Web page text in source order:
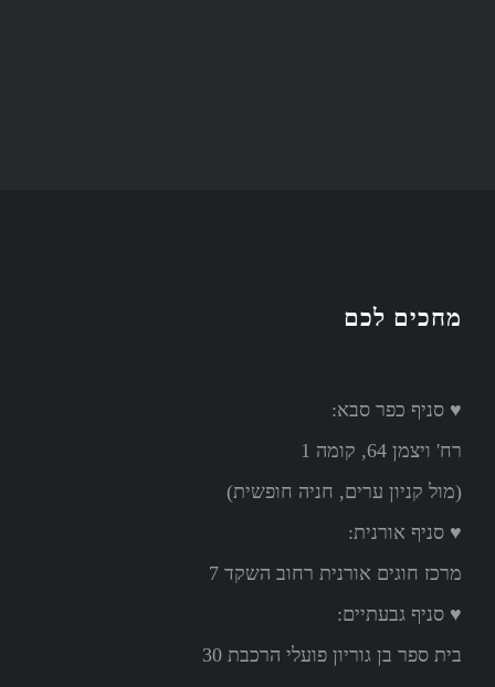
מחכים לכם
♥ סניף כפר סבא:
רח' ויצמן 64, קומה 1
(מול קניון ערים, חניה חופשית)
♥ סניף אורנית:
מרכז חוגים אורנית רחוב השקד 7
♥ סניף גבעתיים:
בית ספר בן גוריון פועלי הרכבת 30